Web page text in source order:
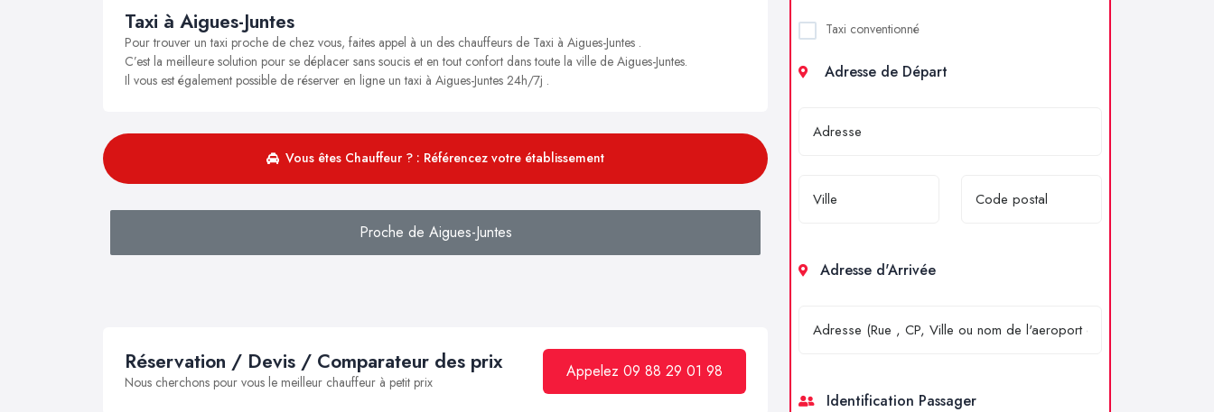
Taxi à Aigues-Juntes
Pour trouver un taxi proche de chez vous, faites appel à un des chauffeurs de Taxi à Aigues-Juntes .
C’est la meilleure solution pour se déplacer sans soucis et en tout confort dans toute la ville de Aigues-Juntes.
Il vous est également possible de réserver en ligne un taxi à Aigues-Juntes 24h/7j .
Vous êtes Chauffeur ? : Référencez votre établissement
Proche de Aigues-Juntes
Réservation / Devis / Comparateur des prix
Nous cherchons pour vous le meilleur chauffeur à petit prix
Appelez 09 88 29 01 98
Taxi conventionné
Adresse de Départ
Adresse d'Arrivée
Identification Passager